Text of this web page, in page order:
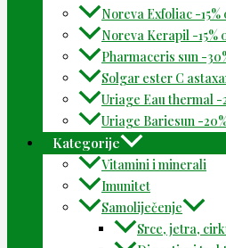
Noreva Exfoliac -15%
Noreva Kerapil -15%
Pharmaceris sun -
Solgar ester C
Uriage Eau thermal -
Uriage Bariesun -
Kategorije
Vitamini i minerali
Imunitet
Samoliječenje
Srce, jetra,